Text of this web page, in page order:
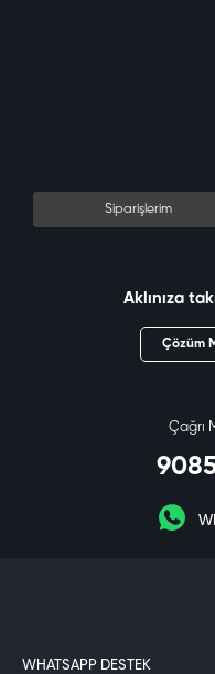
Siparişlerim
Aklınıza
Çözüm
Çağrı
WHATSAPP DESTEK